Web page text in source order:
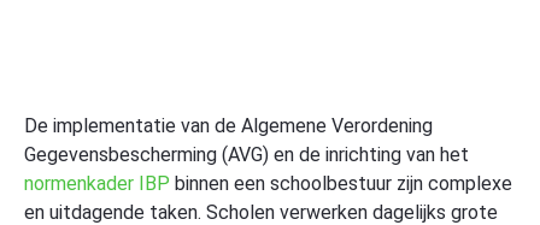
De implementatie van de Algemene Verordening
Gegevensbescherming (AVG) en de inrichting van het
normenkader IBP binnen een schoolbestuur zijn complexe
en uitdagende taken. Scholen verwerken dagelijks grote